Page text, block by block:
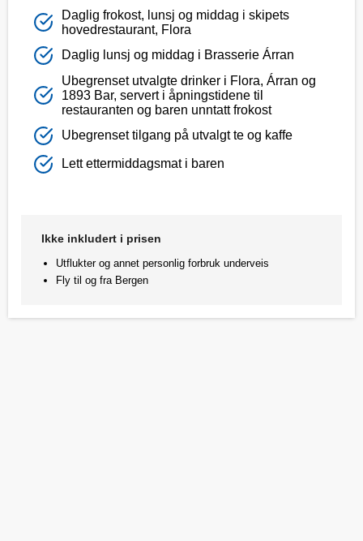
Daglig frokost, lunsj og middag i skipets
hovedrestaurant, Flora
Daglig lunsj og middag i Brasserie Árran
Ubegrenset utvalgte drinker i Flora, Árran og
1893 Bar, servert i åpningstidene til
restauranten og baren unntatt frokost
Ubegrenset tilgang på utvalgt te og kaffe
Lett ettermiddagsmat i baren
Ikke inkludert i prisen
Utflukter og annet personlig forbruk underveis
Fly til og fra Bergen